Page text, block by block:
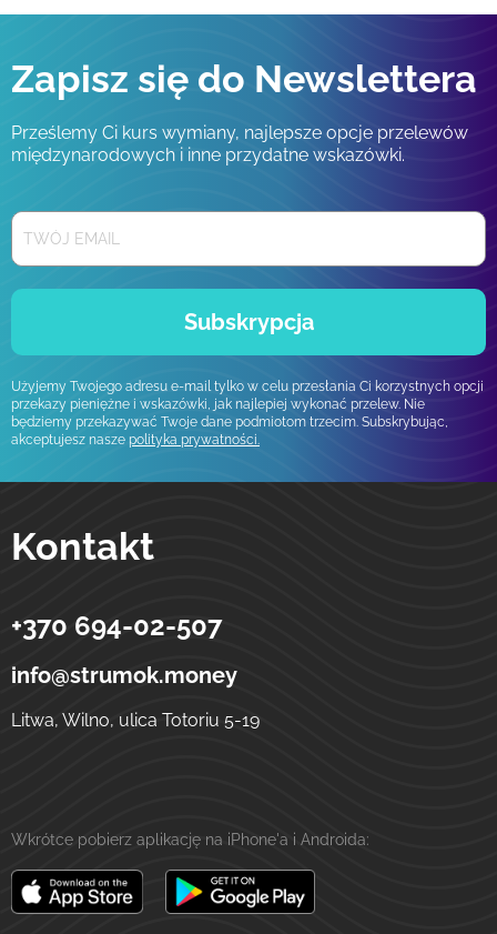
Zapisz się do Newslettera
Prześlemy Ci kurs wymiany, najlepsze opcje przelewów
międzynarodowych i inne przydatne wskazówki.
Subskrypcja
Użyjemy Twojego adresu e-mail tylko w celu przesłania Ci korzystnych opcji
przekazy pieniężne i wskazówki, jak najlepiej wykonać przelew. Nie
będziemy przekazywać Twoje dane podmiotom trzecim. Subskrybując,
akceptujesz nasze polityka prywatności.
Kontakt
Strumok
Przelewy na Ukrainę
ulica Totoriu, 5-19
+370 694-02-507
info@strumok.money
Litwa, Wilno, ulica Totoriu 5-19
Wkrótce pobierz aplikację na iPhone'a i Androida: